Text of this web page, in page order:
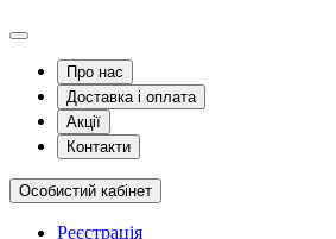
Про нас
Доставка і оплата
Акції
Контакти
Особистий кабінет
Реєстрація